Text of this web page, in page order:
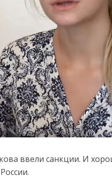
ввели санкции. И